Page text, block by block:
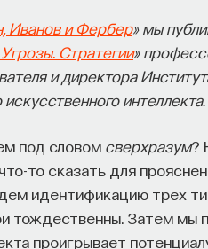
Иванов и Фербер» мы
Стратегии»
и директора
интеллекта.
под словом сверхразум?
то сказать для
идентификацию трех
тождественны. Затем мы
проигрывает